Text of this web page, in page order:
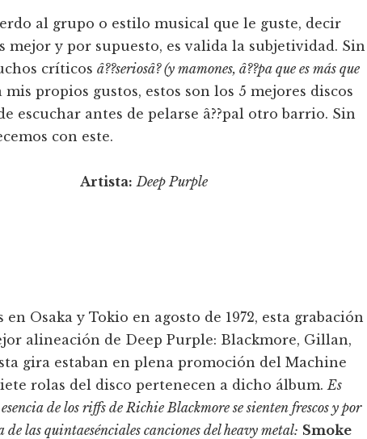
al grupo o estilo musical que le guste, decir
mejor y por supuesto, es valida la subjetividad. Sin
crí­ticos â??seriosâ? (y mamones, â??pa que es más que
propios gustos, estos son los 5 mejores discos
escuchar antes de pelarse â??pal otro barrio. Sin
con este.
Artista: Deep Purple
Osaka y Tokio en agosto de 1972, esta grabación
alineación de Deep Purple: Blackmore, Gillan,
gira estaban en plena promoción del Machine
rolas del disco pertenecen a dicho álbum.Es
de los riffs de Richie Blackmore se sienten frescos y por
de las quintaesénciales canciones del heavy metal: Smoke